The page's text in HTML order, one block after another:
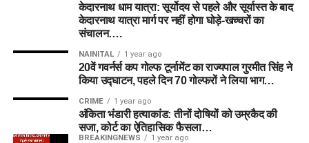
केदारनाथ धाम यात्रा: सूर्योदय से पहले और सूर्यास्त के बाद
केदारनाथ यात्रा मार्ग पर नहीं होगा घोड़े-खच्चरों का
संचालन….
NAINITAL 1 year ago
20वें गवर्नर्स कप गोल्फ टूर्नामेंट का राज्यपाल गुरमीत सिंह ने
किया उद्घाटन, पहले दिन 70 गोल्फरों ने लिया भाग…
CRIME 1 year ago
अंकिता भंडारी हत्याकांड: तीनों दोषियों को उम्रकैद की
सजा, कोर्ट का ऐतिहासिक फैसला…
BREAKINGNEWS 1 year ago